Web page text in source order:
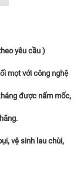
yêu cầu )
mọt với công nghệ
được nấm mốc,
vệ sinh lau chùi,